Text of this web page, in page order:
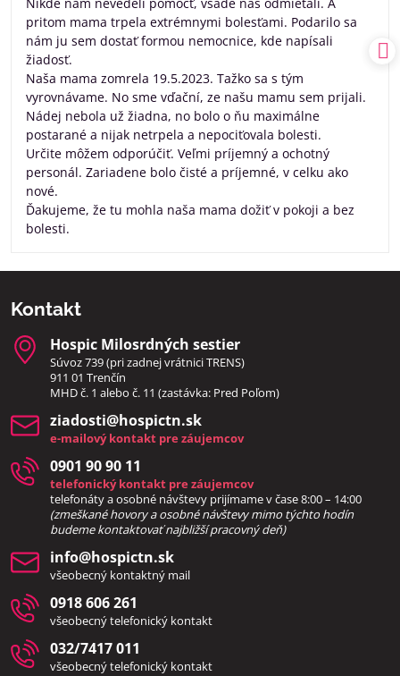
pritom mama trpela extrémnymi bolesťami. Podarilo sa
nám ju sem dostať formou nemocnice, kde napísali
žiadosť.
Naša mama zomrela 19.5.2023. Tažko sa s tým
vyrovnávame. No sme vďační, ze našu mamu sem prijali.
Nádej nebola už žiadna, no bolo o ňu maximálne
postarané a nijak netrpela a nepociťovala bolesti.
Určite môžem odporúčiť. Veľmi príjemný a ochotný
personál. Zariadene bolo čisté a príjemné, v celku ako
nové.
Ďakujeme, že tu mohla naša mama dožiť v pokoji a bez
bolesti.
Kontakt
Hospic Milosrdných sestier
Súvoz 739 (pri zadnej vrátnici TRENS)
911 01 Trenčín
MHD č. 1 alebo č. 11 (zastávka: Pred Poľom)
ziadosti​@hospictn​.sk
e-mailový kontakt pre záujemcov
0901 90 90 11
telefonický kontakt pre záujemcov
telefonáty a osobné návštevy prijímame v čase 8:00 – 14:00
(zmeškané hovory a osobné návštevy mimo týchto hodín
budeme kontaktovať najbližší pracovný deň)
info​@hospictn​.sk
všeobecný kontaktný mail
0918 606 261
všeobecný telefonický kontakt
032/7417 011
všeobecný telefonický kontakt